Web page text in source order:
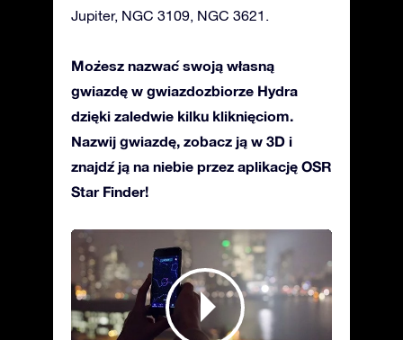
Jupiter, NGC 3109, NGC 3621.
Możesz nazwać swoją własną
gwiazdę w gwiazdozbiorze Hydra
dzięki zaledwie kilku kliknięciom.
Nazwij gwiazdę, zobacz ją w 3D i
znajdź ją na niebie przez aplikację OSR
Star Finder!